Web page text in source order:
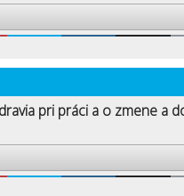
pri práci a o zmene a